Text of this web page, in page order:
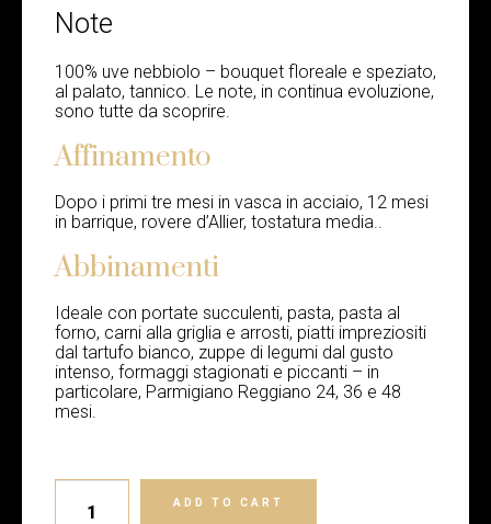
Note
100% uve nebbiolo – bouquet floreale e speziato,
al palato, tannico. Le note, in continua evoluzione,
sono tutte da scoprire.
Affinamento
Dopo i primi tre mesi in vasca in acciaio, 12 mesi
in barrique, rovere d’Allier, tostatura media..
Abbinamenti
Ideale con portate succulenti, pasta, pasta al
forno, carni alla griglia e arrosti, piatti impreziositi
dal tartufo bianco, zuppe di legumi dal gusto
intenso, formaggi stagionati e piccanti – in
particolare, Parmigiano Reggiano 24, 36 e 48
mesi.
ADD TO CART